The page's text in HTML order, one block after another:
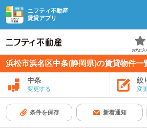
ニフティ不動産
賃貸アプリ
お気に入
浜松市浜名区中条(静岡県)の賃貸物件一
中条
変更する
絞
変
条件を保存 新着通知